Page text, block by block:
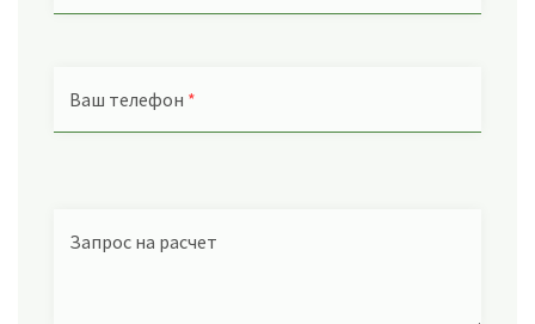
Ваш телефон *
Запрос на расчет